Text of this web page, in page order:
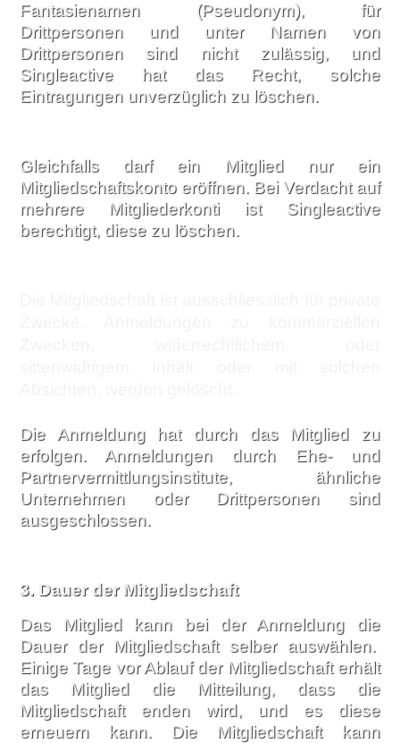
Fantasienamen (Pseudonym), für
Drittpersonen und unter Namen von
Drittpersonen sind nicht zulässig, und
Singleactive hat das Recht, solche
Eintragungen unverzüglich zu löschen.
Gleichfalls darf ein Mitglied nur ein
Mitgliedschaftskonto eröffnen. Bei Verdacht auf
mehrere Mitgliederkonti ist Singleactive
berechtigt, diese zu löschen.
Die Anmeldung hat durch das Mitglied zu
erfolgen. Anmeldungen durch Ehe- und
Partnervermittlungsinstitute, ähnliche
Unternehmen oder Drittpersonen sind
ausgeschlossen.
3. Dauer der Mitgliedschaft
Das Mitglied kann bei der Anmeldung die
Dauer der Mitgliedschaft selber auswählen.
Einige Tage vor Ablauf der Mitgliedschaft erhält
das Mitglied die Mitteilung, dass die
Mitgliedschaft enden wird, und es diese
erneuern kann. Die Mitgliedschaft kann